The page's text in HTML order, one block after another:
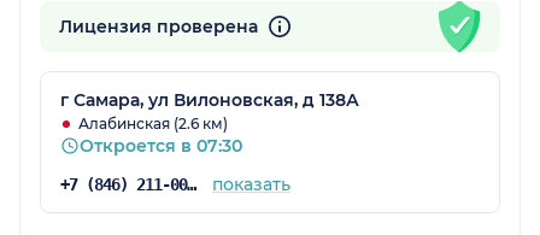
Лицензия проверена
г Самара, ул Вилоновская, д 138А
Алабинская (2.6 км)
Откроется в 07:30
+7 (846) 211-00-81 показать